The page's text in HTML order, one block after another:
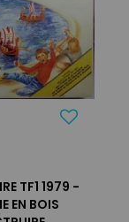
TF1 1979 -
EN BOIS